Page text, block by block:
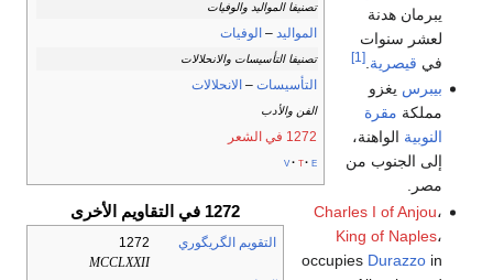
تصنيفا المواليد والوفيات
المواليد – الوفيات
تصنيفا التأسيسات والانحلالات
التأسيسات – الانحلالات
الفن والأدب
1272 في الشعر
v t e
1272 في التقاويم الأخرى
التقويم الگريگوري
1272
MCCLXXII
يبرمان هدنة
لعشر سنوات
في قيصرية .
[1]
بيبرس يغزو
مملكة مقرة
النوبية الواهنة،
إلى الجنوب من
مصر.
Charles I of Anjou،
King of Naples،
occupies Durazzoin